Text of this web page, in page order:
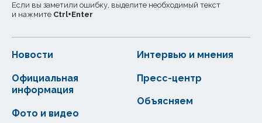
Если вы заметили ошибку, выделите необходимый текст
и нажмите Ctrl+Enter
Новости
Официальная
информация
Интервью и мнения
Фото и видео
Пресс-центр
Объясняем